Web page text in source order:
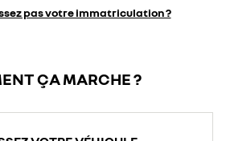
pas votre immatriculation ?
ÇA MARCHE ?